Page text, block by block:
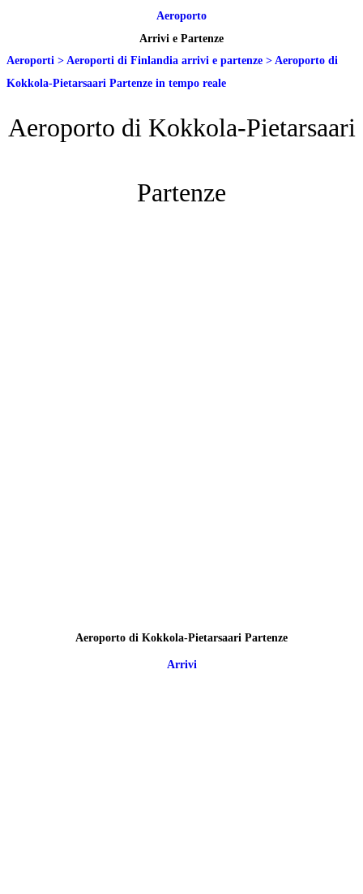
Aeroporto
Arrivi e Partenze
Aeroporti > Aeroporti di Finlandia arrivi e partenze > Aeroporto di
Kokkola-Pietarsaari Partenze in tempo reale
Aeroporto di Kokkola-Pietarsaari
Partenze
Aeroporto di Kokkola-Pietarsaari Partenze
Arrivi